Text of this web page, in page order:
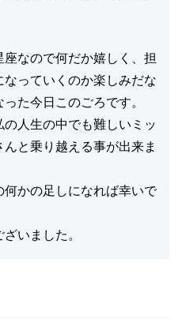
なので何だか嬉しく、担
っていくのか楽しみだな
た今日このごろです。
人生の中でも難しいミッ
と乗り越える事が出来ま
かの足しになれば幸いで
いました。